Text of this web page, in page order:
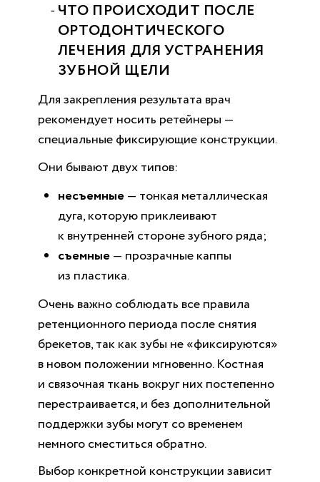
ЧТО ПРОИСХОДИТ ПОСЛЕ
ОРТОДОНТИЧЕСКОГО
ЛЕЧЕНИЯ ДЛЯ УСТРАНЕНИЯ
ЗУБНОЙ ЩЕЛИ
Для закрепления результата врач
рекомендует носить ретейнеры —
специальные фиксирующие конструкции.
Они бывают двух типов:
несъемные— тонкая металлическая
дуга, которую приклеивают
к внутренней стороне зубного ряда;
съемные— прозрачные каппы
из пластика.
Очень важно соблюдать все правила
ретенционного периода после снятия
брекетов, так как зубы не «фиксируются»
в новом положении мгновенно. Костная
и связочная ткань вокруг них постепенно
перестраивается, и без дополнительной
поддержки зубы могут со временем
немного сместиться обратно.
Выбор конкретной конструкции зависит